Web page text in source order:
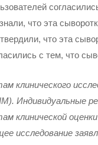
что эта
что эта
с тем, что
клинического
Индивидуальные
клинической
исследование